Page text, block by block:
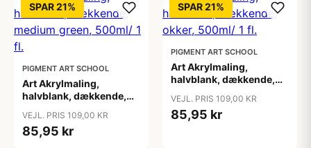
SPAR 21%
PIGMENT ART SCHOOL
Art Akrylmaling,
halvblank, dækkende,
fl.
VEJL. PRIS 109,00 KR
85,95 kr
SPAR 21%
PIGMENT ART SCHOOL
Art Akrylmaling,
halvblank, dækkende,
VEJL. PRIS 109,00 KR
85,95 kr